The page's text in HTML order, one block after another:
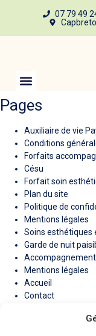
07 79 49
Pages
Auxiliaire de vie
Conditions
Forfaits
Césu
Forfait soin
Plan du site
Politique de
Mentions légales
Soins esthétiques
Garde de nuit
Mentions légales
Accueil
Contact